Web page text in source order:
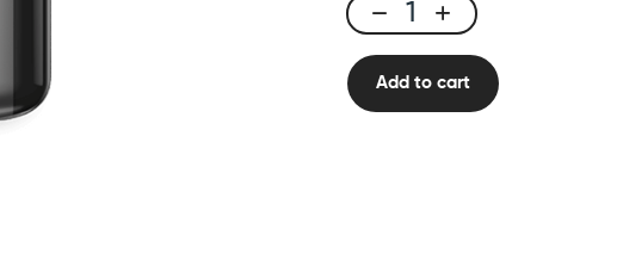
Click
Puff
–
Add to cart